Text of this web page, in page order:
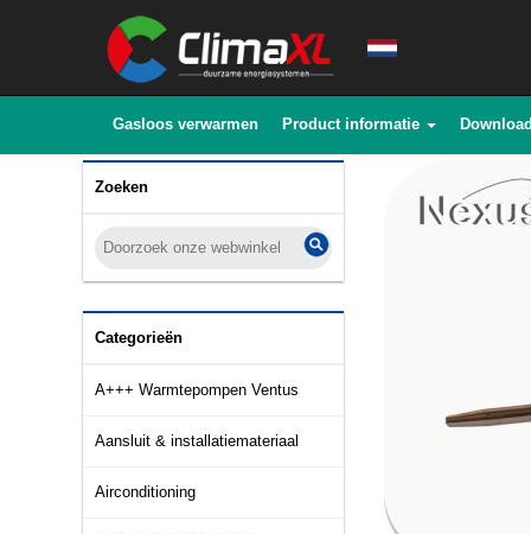
Gasloos verwarmen Product informatie
Zoeken
Categorieën
A+++ Warmtepompen Ventus
Aansluit & installatiemateriaal
Airconditioning